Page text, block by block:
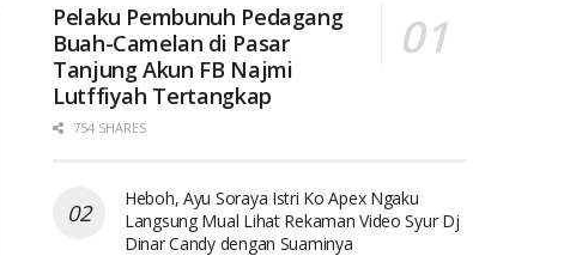
Pelaku Pembunuh Pedagang
Buah-Camelan di Pasar
Tanjung Akun FB Najmi
Lutffiyah Tertangkap
754 SHARES
Heboh, Ayu Soraya Istri Ko Apex Ngaku
Langsung Mual Lihat Rekaman Video Syur Dj
Dinar Candy dengan Suaminya